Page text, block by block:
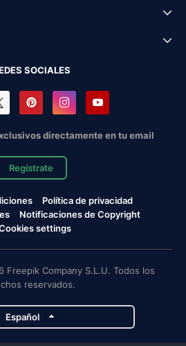
SOCIALES
directamente en tu email
Regístrate
Política de privacidad
Notificaciones de Copyright
settings
Company S.L.U. Todos los
reservados.
Español